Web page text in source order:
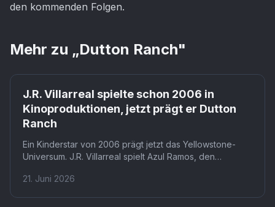
den kommenden Folgen.
Mehr zu „Dutton Ranch"
J.R. Villarreal spielte schon 2006 in
Kinoproduktionen, jetzt prägt er Dutton
Ranch
Ein Kinderstar von 2006 prägt jetzt das Yellowstone-
Universum. J.R. Villarreal spielt Azul Ramos, den
bei Paramount+. Wer ihn als Javier aus 'Akeelah and the
21. Juni 2026